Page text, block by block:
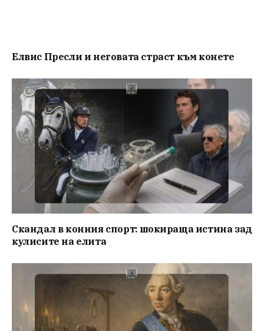
Елвис Пресли и неговата страст към конете
Скандал в конния спорт: шокираща истина зад
кулисите на елита